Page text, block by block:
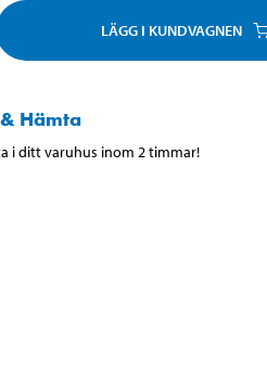
LÄGG I KUNDVAGNEN
Hämta
i ditt varuhus inom 2 timmar!